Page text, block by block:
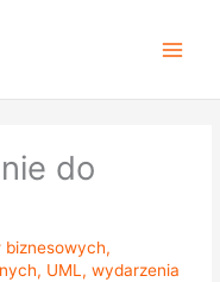
do
biznesowych,
, UML,wydarzenia